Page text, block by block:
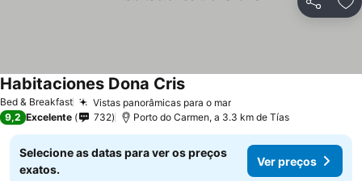
Partilhar
Bed & Breakfast Vistas panorâmicas para o marVer preços
Habitaciones Dona CrisVer preços
9,2 Excelente 732 Porto do Carmen, a 3.3 km de Tías
Selecione as datas para ver os preços
exatos.
Ver preços